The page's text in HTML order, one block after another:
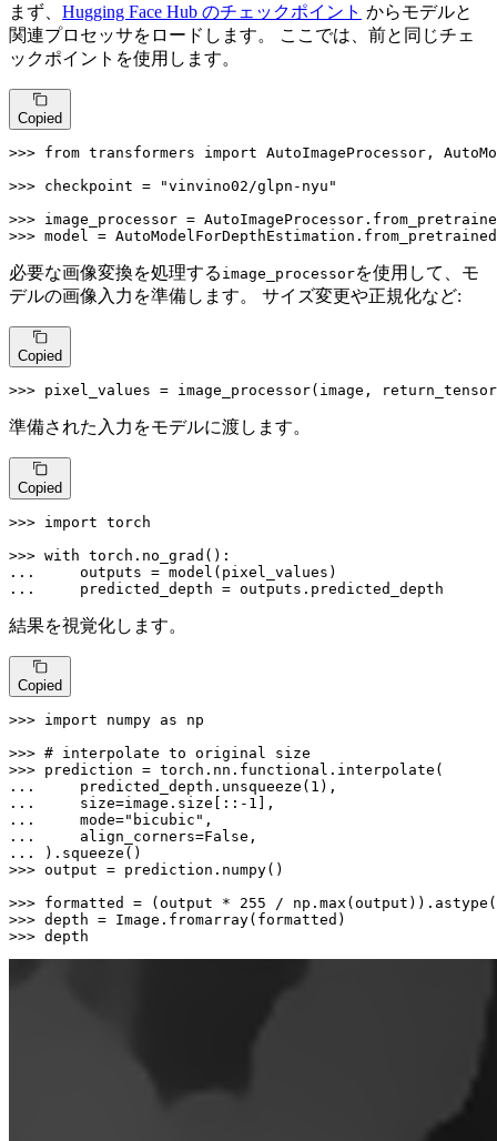
まず、 Hugging Face Hub のチェックポイント からモデルと
関連プロセッサをロードします。 ここでは、前と同じチェ
ックポイントを使用します。
Copied
>>> from transformers import AutoImageProcessor,
>>> checkpoint =
"vinvino02/glpn-nyu"
>>>
>>> model =
必要な画像変換を処理する image_processorを使用して、モ
デルの画像入力を準備します。 サイズ変更や正規化など:
Copied
>>> pixel_values = image_processor(image,
準備された入力をモデルに渡します。
Copied
>>> import torch
>>> with
...
...
    predicted_depth = outputs.predicted_depth
結果を視覚化します。
Copied
>>> import numpy as np
>>> # interpolate to original size
>>>
...
    predicted_depth.unsqueeze(
1
...
    size=image.size[::-
1
...
    mode=
"bicubic"
...
    align_corners=
False
...
>>> output = prediction.numpy()
>>> formatted = (output * 255 / np. max (output)).astype(
>>>
>>> depth